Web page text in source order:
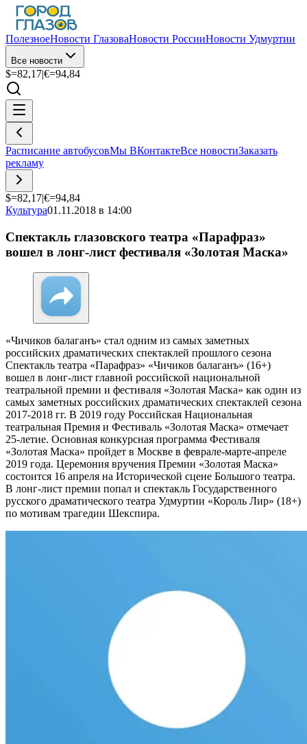
ПолезноеНовости ГлазоваНовости РоссииНовости Удмуртии
Все новости
$=82,17|€=94,84
Расписание автобусовМы ВКонтактеВсе новостиЗаказать
рекламу
$=82,17|€=94,84
Культура01.11.2018 в 14:00
Спектакль глазовского театра «Парафраз»
вошел в лонг-лист фестиваля «Золотая Маска»
«Чичиков балаганъ» стал одним из самых заметных
российских драматических спектаклей прошлого сезона
Спектакль театра «Парафраз» «Чичиков балаганъ» (16+)
вошел в лонг-лист главной российской национальной
театральной премии и фестиваля «Золотая Маска» как один из
самых заметных российских драматических спектаклей сезона
2017-2018 гг. В 2019 году Российская Национальная
театральная Премия и Фестиваль «Золотая Маска» отмечает
25-летие. Основная конкурсная программа Фестиваля
«Золотая Маска» пройдет в Москве в феврале-марте-апреле
2019 года. Церемония вручения Премии «Золотая Маска»
состоится 16 апреля на Исторической сцене Большого театра.
В лонг-лист премии попал и спектакль Государственного
русского драматического театра Удмуртии «Король Лир» (18+)
по мотивам трагедии Шекспира.